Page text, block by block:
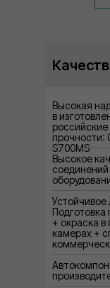
Высокая
в
прочности:
S700MS
Высокое
Подготовка
+ окраска
камерах +